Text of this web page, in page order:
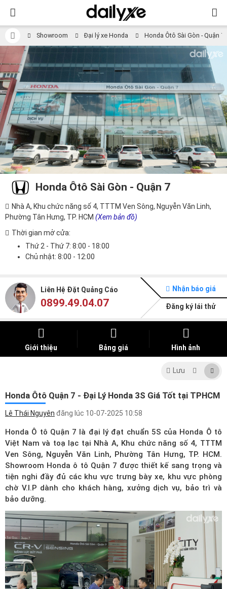
Showroom Đại lý xe Honda Honda Ôtô Sài Gòn - Quận 7
Honda Ôtô Sài Gòn - Quận 7
Nhà A, Khu chức năng số 4, TTTM Ven Sông, Nguyễn Văn Linh,
Phường Tân Hưng, TP. HCM (Xem bản đồ)
Thời gian mở cửa:
Thứ 2 - Thứ 7: 8:00 - 18:00
Chủ nhật: 8:00 - 12:00
Liên Hệ Đặt Quảng Cáo
0899.49.04.07
Nhận báo giá
Đăng ký lái thử
Giới thiệu Bảng giá Hình ảnh
Lưu
Honda Ôtô Quận 7 - Đại Lý Honda 3S Giá Tốt tại TPHCM
Lê Thái Nguyên đăng lúc 10-07-2025 10:58
Honda Ô tô Quận 7 là đại lý đạt chuẩn 5S của Honda Ô tô
Việt Nam và toạ lạc tại Nhà A, Khu chức năng số 4, TTTM
Ven Sông, Nguyễn Văn Linh, Phường Tân Hưng, TP. HCM.
Showroom Honda ô tô Quận 7 được thiết kế sang trọng và
tiện nghi đầy đủ các khu vực trưng bày xe, khu vực phòng
chờ V.I.P dành cho khách hàng, xưởng dịch vụ, bảo trì và
bảo dưỡng.